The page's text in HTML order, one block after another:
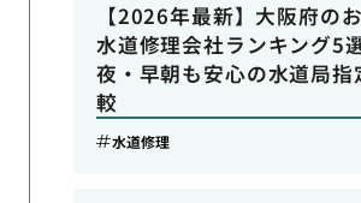
【2026年最新】大阪府の
水道修理会社ランキング5
夜・早朝も安心の水道局指
較
水道修理